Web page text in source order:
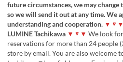
future circumstances, we may change
so we will send it out at any time. We
understanding and cooperation. ▼ ▽ ▼
LUMINE Tachikawa ▼ ▽ ▼ We look
reservations for more than 24 people
store by email. You are also welcome